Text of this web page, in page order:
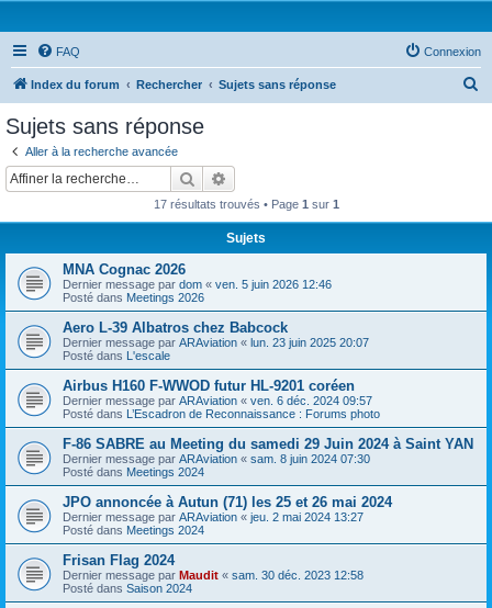
FAQ Connexion
Index du forum Rechercher Sujets sans réponse
Sujets sans réponse
Aller à la recherche avancée
Rechercher
17 résultats trouvés • Page 1 sur 1
Sujets
MNA Cognac 2026
Dernier message par dom « ven. 5 juin 2026 12:46
Posté dans Meetings 2026
Aero L-39 Albatros chez Babcock
Dernier message par ARAviation « lun. 23 juin 2025 20:07
Posté dans L'escale
Airbus H160 F-WWOD futur HL-9201 coréen
Dernier message par ARAviation « ven. 6 déc. 2024 09:57
Posté dans L’Escadron de Reconnaissance : Forums photo
F-86 SABRE au Meeting du samedi 29 Juin 2024 à Saint YAN
Dernier message par ARAviation « sam. 8 juin 2024 07:30
Posté dans Meetings 2024
JPO annoncée à Autun (71) les 25 et 26 mai 2024
Dernier message par ARAviation « jeu. 2 mai 2024 13:27
Posté dans Meetings 2024
Frisan Flag 2024
Dernier message par Maudit « sam. 30 déc. 2023 12:58
Posté dans Saison 2024